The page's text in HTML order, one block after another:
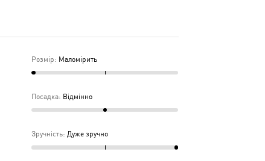
Розмір: Маломірить
Посадка: Відмінно
Зручність: Дуже зручно